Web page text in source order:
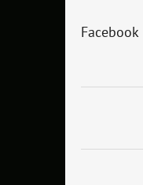
Facebook